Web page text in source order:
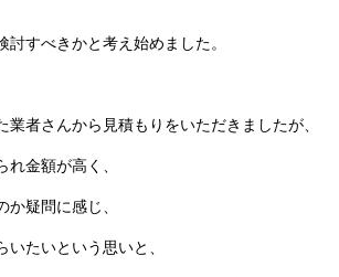
討すべきかと考え始めました。
業者さんから見積もりをいただきましたが、
れ金額が高く、
疑問に感じ、
たいという思いと、